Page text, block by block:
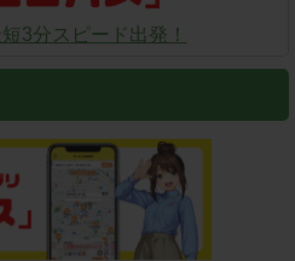
3分スピード出発！